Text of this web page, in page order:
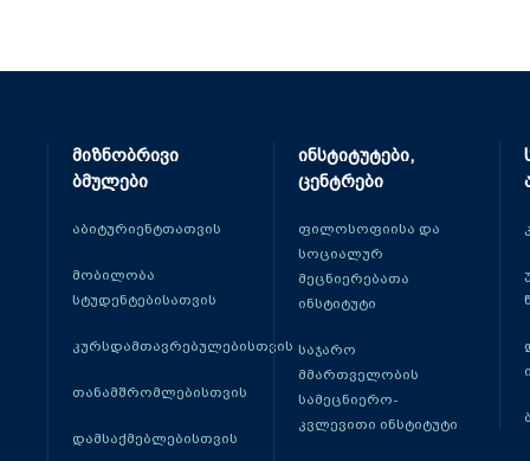
მიზნობრივი
ბმულები
აბიტურიენტთათვის
მობილობა
სტუდენტებისათვის
კურსდამთავრებულებისთვის
თანამშრომლებისთვის
დამსაქმებლებისთვის
ინსტიტუტები,
ცენტრები
ფილოსოფიისა და
სოციალურ
მეცნიერებათა
ინსტიტუტი
საჯარო
მმართველობის
სამეცნიერო-
კვლევითი ინსტიტუტი